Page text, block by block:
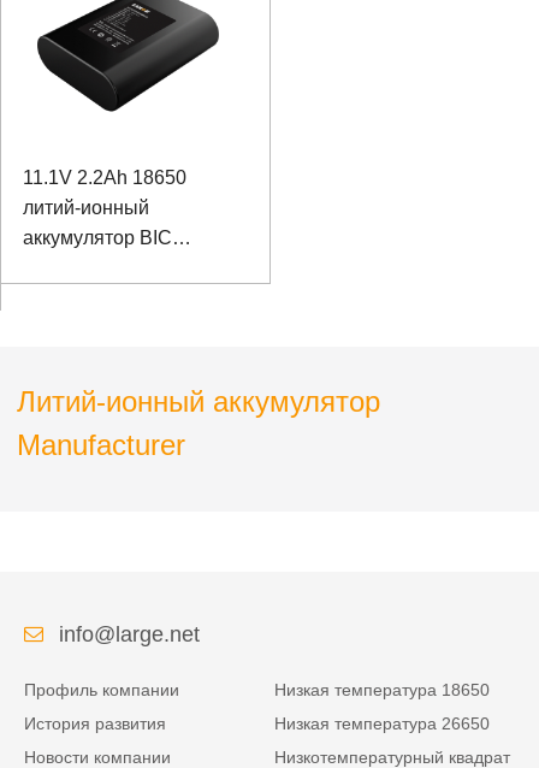
11.1V 2.2Ah 18650
литий-ионный
аккумулятор BIC
Литий-ионный аккумулятор
Manufacturer
info@large.net
Профиль компании
История развития
Новости компании
Низкая температура 18650
Низкая температура 26650
Низкотемпературный квадрат